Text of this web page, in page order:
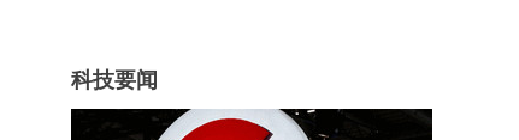
10连板大牛股，今夜公告！多只A股，密集提